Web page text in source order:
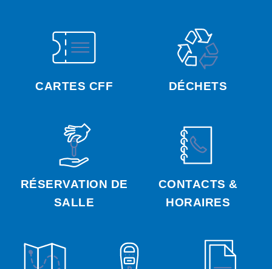
CARTES CFF DÉCHETS
RÉSERVATION DE
SALLE
CONTACTS &
HORAIRES